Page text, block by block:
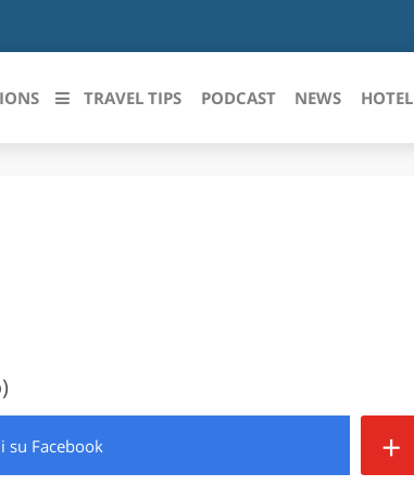
ROMAGNA PIEMONTE
TRAVEL TIPS PODCAST NEWS HOTEL
su Facebook +